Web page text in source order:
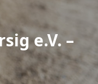
e.V. –